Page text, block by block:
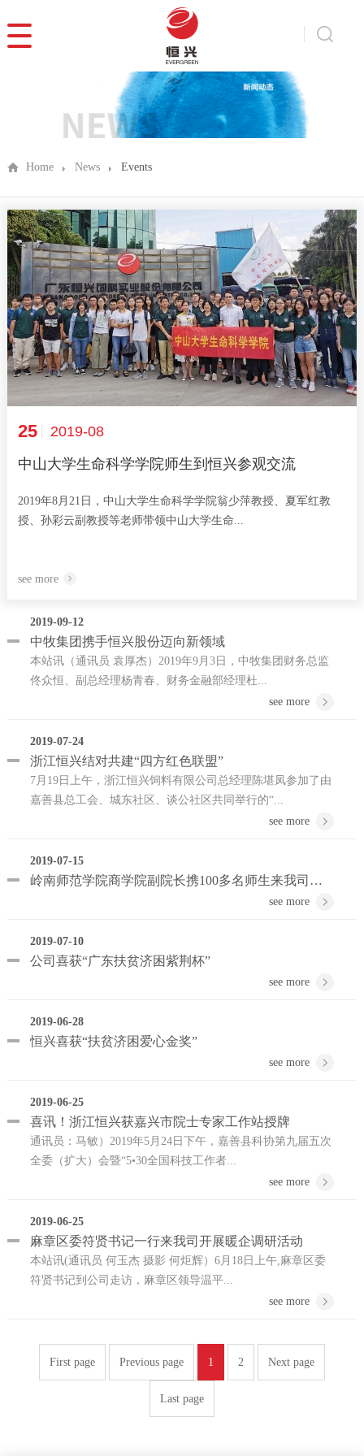
Home News Events
2019-08
25
中山大学生命科学学院师生到恒兴参观交流
2019年8月21日，中山大学生命科学学院翁少萍教授、夏军红教
授、孙彩云副教授等老师带领中山大学生命...
see more
2019-09-12
中牧集团携手恒兴股份迈向新领域
本站讯（通讯员 袁厚杰）2019年9月3日，中牧集团财务总监
佟众恒、副总经理杨青春、财务金融部经理杜...
see more
2019-07-24
浙江恒兴结对共建“四方红色联盟”
7月19日上午，浙江恒兴饲料有限公司总经理陈堪凤参加了由
嘉善县总工会、城东社区、谈公社区共同举行的“...
see more
2019-07-15
岭南师范学院商学院副院长携100多名师生来我司参观交流
see more
2019-07-10
公司喜获“广东扶贫济困紫荆杯”
see more
2019-06-28
恒兴喜获“扶贫济困爱心金奖”
see more
2019-06-25
喜讯！浙江恒兴获嘉兴市院士专家工作站授牌
通讯员：马敏）2019年5月24日下午，嘉善县科协第九届五次
全委（扩大）会暨“5•30全国科技工作者...
see more
2019-06-25
麻章区委符贤书记一行来我司开展暖企调研活动
本站讯(通讯员 何玉杰 摄影 何炬辉）6月18日上午,麻章区委
符贤书记到公司走访，麻章区领导温平...
see more
First page Previous page 1 2 Next page
Last page